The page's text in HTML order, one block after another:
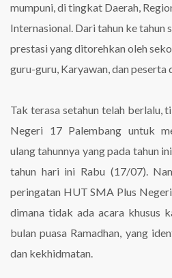
mumpuni, di tingkat Daerah,
Internasional. Dari tahun ke tahun
prestasi yang ditorehkan oleh
guru-guru, Karyawan, dan peserta
Tak terasa setahun telah berlalu,
Negeri 17 Palembang untuk
ulang tahunnya yang pada tahun
tahun hari ini Rabu (17/07).
peringatan HUT SMA Plus
dimana tidak ada acara khusus
bulan puasa Ramadhan, yang
dan kekhidmatan.